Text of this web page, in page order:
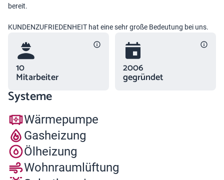
bereit.
KUNDENZUFRIEDENHEIT hat eine sehr große Bedeutung bei uns.
10
Mitarbeiter
2006
gegründet
Systeme
Wärmepumpe
Gasheizung
Ölheizung
Wohnraumlüftung